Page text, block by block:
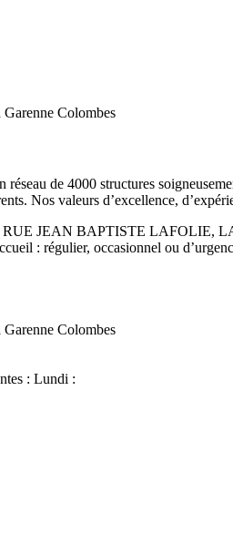
Colombes
de 4000 structures
Nos valeurs d’excellence,
RUE JEAN BAPTISTE LAFOLIE,
: régulier, occasionnel ou
Colombes
: Lundi :